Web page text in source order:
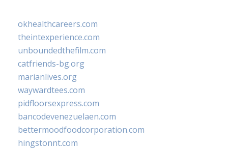
okhealthcareers.com
theintexperience.com
unboundedthefilm.com
catfriends-bg.org
marianlives.org
waywardtees.com
pidfloorsexpress.com
bancodevenezuelaen.com
bettermoodfoodcorporation.com
hingstonnt.com